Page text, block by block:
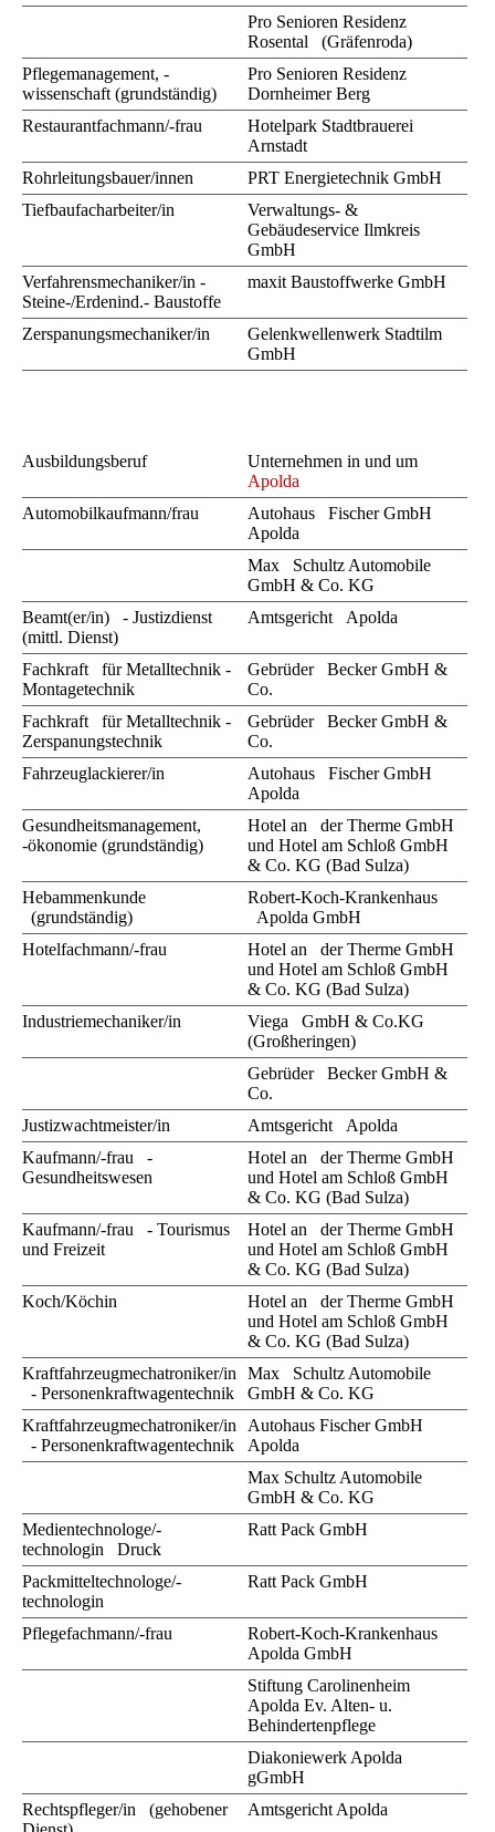
Pro Senioren Residenz
Rosental (Gräfenroda)
Pflegemanagement, -
wissenschaft (grundständig)
Pro Senioren Residenz
Dornheimer Berg
Restaurantfachmann/-frau
Hotelpark Stadtbrauerei
Arnstadt
Rohrleitungsbauer/innen
PRT Energietechnik GmbH
Tiefbaufacharbeiter/in
Verwaltungs- &
Gebäudeservice Ilmkreis
GmbH
Verfahrensmechaniker/in -
Steine-/Erdenind.- Baustoffe
maxit Baustoffwerke GmbH
Zerspanungsmechaniker/in
Gelenkwellenwerk Stadtilm
GmbH
Ausbildungsberuf
Unternehmen in und um
Apolda
Automobilkaufmann/frau
Autohaus Fischer GmbH
Apolda
Max Schultz Automobile
GmbH & Co. KG
Beamt(er/in) - Justizdienst
(mittl. Dienst)
Amtsgericht Apolda
Fachkraft für Metalltechnik -
Montagetechnik
Gebrüder Becker GmbH &
Co.
Fachkraft für Metalltechnik -
Zerspanungstechnik
Gebrüder Becker GmbH &
Co.
Fahrzeuglackierer/in
Autohaus Fischer GmbH
Apolda
Gesundheitsmanagement,
-ökonomie (grundständig)
Hotel an der Therme GmbH
und Hotel am Schloß GmbH
& Co. KG (Bad Sulza)
Hebammenkunde
(grundständig)
Robert-Koch-Krankenhaus
Apolda GmbH
Hotelfachmann/-frau
Hotel an der Therme GmbH
und Hotel am Schloß GmbH
& Co. KG (Bad Sulza)
Industriemechaniker/in
Viega GmbH & Co.KG
(Großheringen)
Gebrüder Becker GmbH &
Co.
Justizwachtmeister/in
Amtsgericht Apolda
Kaufmann/-frau -
Gesundheitswesen
Hotel an der Therme GmbH
und Hotel am Schloß GmbH
& Co. KG (Bad Sulza)
Kaufmann/-frau - Tourismus
und Freizeit
Hotel an der Therme GmbH
und Hotel am Schloß GmbH
& Co. KG (Bad Sulza)
Koch/Köchin
Hotel an der Therme GmbH
und Hotel am Schloß GmbH
& Co. KG (Bad Sulza)
Kraftfahrzeugme​chatroniker/in
- Personenkraftw​agentechnik
Max Schultz Automobile
GmbH & Co. KG
Kraftfahrzeugmechatroniker/in
- Personenkraftwagentechnik
Autohaus Fischer GmbH
Apolda
Max Schultz Automobile
GmbH & Co. KG
Medientechnologe/-
technologin Druck
Ratt Pack GmbH
Packmitteltechnologe/-
technologin
Ratt Pack GmbH
Pflegefachmann/-frau
Robert-Koch-Krankenhaus
Apolda GmbH
Stiftung Carolinenheim
Apolda Ev. Alten- u.
Behindertenpflege
Diakoniewerk Apolda
gGmbH
Rechtspfleger/in (gehobener
Amtsgericht Apolda